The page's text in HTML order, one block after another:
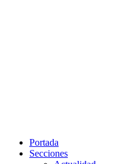
Portada
Secciones